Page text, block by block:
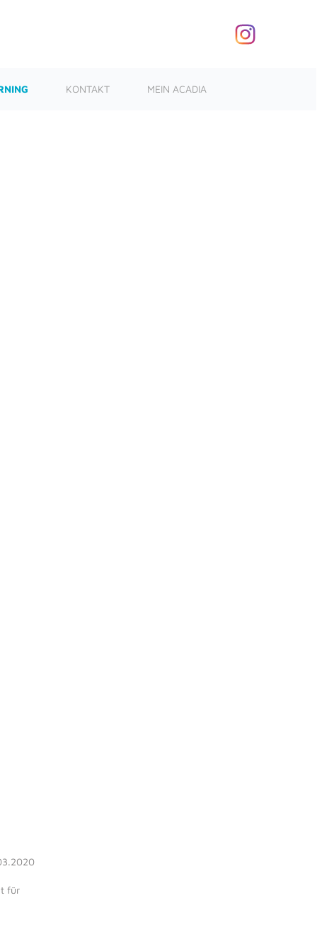
KONTAKT MEIN ACADIA
für